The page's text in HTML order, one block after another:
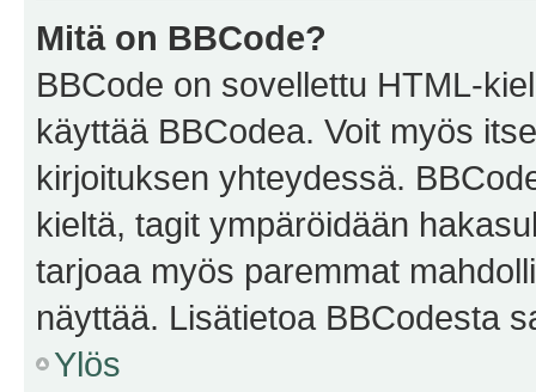
Mitä on BBCode?
BBCode on sovellettu HTML-
käyttää BBCodea. Voit myös
kirjoituksen yhteydessä.
kieltä, tagit ympäröidään
tarjoaa myös paremmat
näyttää. Lisätietoa BBCodesta
Ylös